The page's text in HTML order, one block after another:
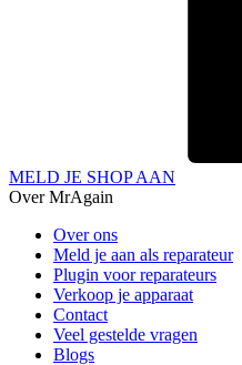
MELD JE SHOP AAN
Over MrAgain
Over ons
Meld je aan als reparateur
Plugin voor reparateurs
Verkoop je apparaat
Contact
Veel gestelde vragen
Blogs